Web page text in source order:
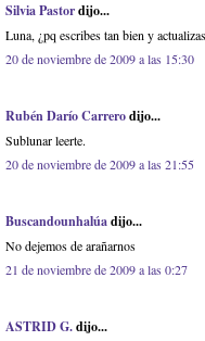
Silvia Pastordijo...
Luna, ¿pq escribes tan bien y
20 de noviembre de 2009 a las 15:30
Rubén Darío Carrerodijo...
Sublunar leerte.
20 de noviembre de 2009 a las 21:55
Buscandounhalúadijo...
No dejemos de arañarnos
21 de noviembre de 2009 a las 0:27
ASTRID G.dijo...